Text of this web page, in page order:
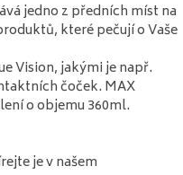
jedno z předních míst na
které pečují o Vaše
Vision, jakými je např.
čoček. MAX
o objemu 360ml.
je v našem